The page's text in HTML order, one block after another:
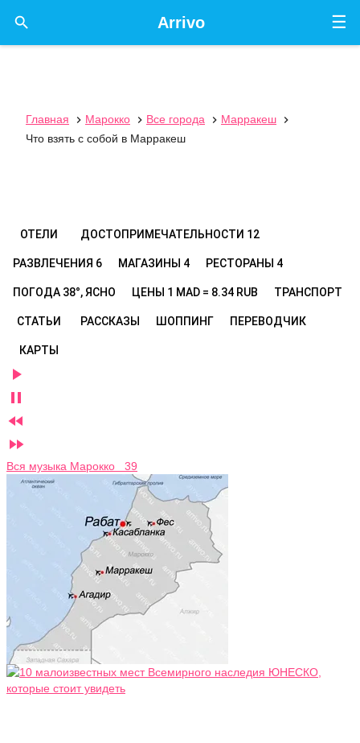
☰
Arrivo

Главная  Марокко  Все города  Марракеш

Что взять с собой в Марракеш
ОТЕЛИ ДОСТОПРИМЕЧАТЕЛЬНОСТИ 12
РАЗВЛЕЧЕНИЯ 6 МАГАЗИНЫ 4 РЕСТОРАНЫ 4
ПОГОДА 38°, ЯСНО ЦЕНЫ 1 MAD = 8.34 RUB ТРАНСПОРТ
СТАТЬИ РАССКАЗЫ ШОППИНГ ПЕРЕВОДЧИК
КАРТЫ




Вся музыка Марокко 39